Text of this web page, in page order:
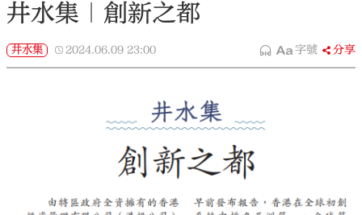
井水集｜創新之都
井水集 2024.06.09 23:00 字號 分享